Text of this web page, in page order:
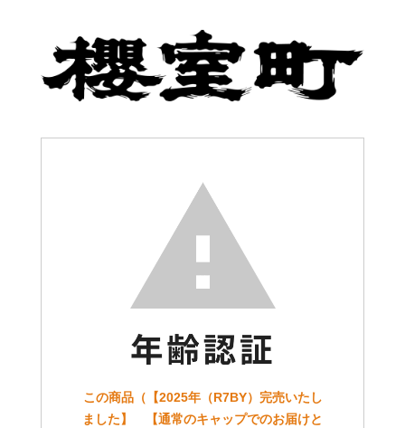
この商品（【2025年（R7BY）完売いたし
ました】 【通常のキャップでのお届けと